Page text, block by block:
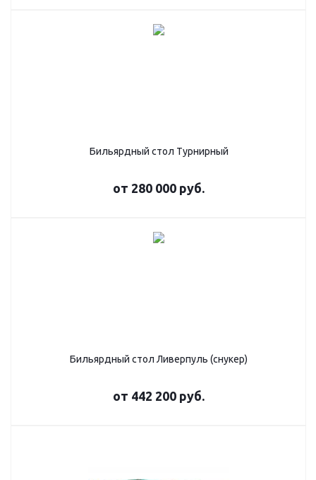
Бильярдный стол Турнирный
от 280 000 руб.
Бильярдный стол Ливерпуль (снукер)
от 442 200 руб.